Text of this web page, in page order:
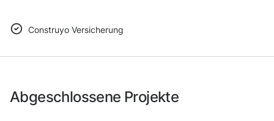
Construyo Versicherung
Abgeschlossene Projekte